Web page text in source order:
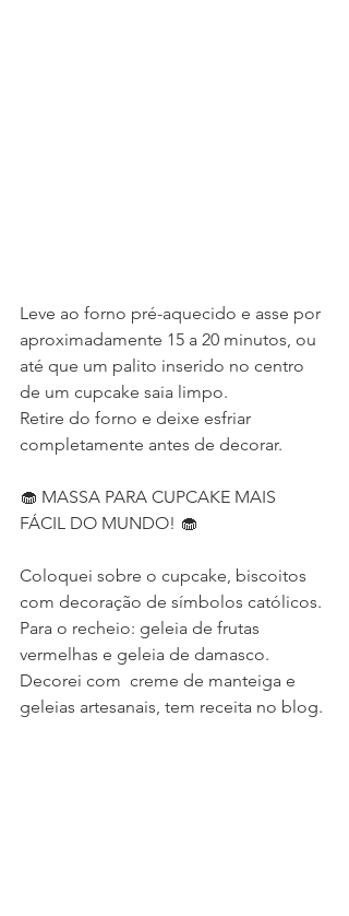
Leve ao forno pré-aquecido e asse por
aproximadamente 15 a 20 minutos, ou
até que um palito inserido no centro
de um cupcake saia limpo.
Retire do forno e deixe esfriar
completamente antes de decorar.
🧁 MASSA PARA CUPCAKE MAIS
FÁCIL DO MUNDO! 🧁
Coloquei sobre o cupcake, biscoitos
com decoração de símbolos católicos.
Para o recheio: geleia de frutas
vermelhas e geleia de damasco.
Decorei com  creme de manteiga e
geleias artesanais, tem receita no blog.